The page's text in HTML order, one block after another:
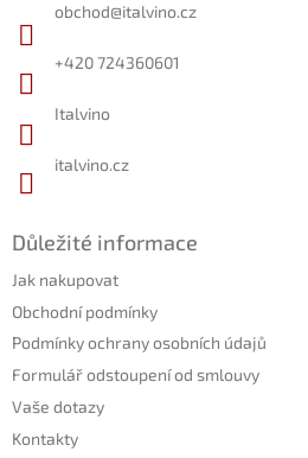
obchod@italvino.cz
+420 724360601
Italvino
italvino.cz
Důležité informace
Jak nakupovat
Obchodní podmínky
Podmínky ochrany osobních údajů
Formulář odstoupení od smlouvy
Vaše dotazy
Kontakty